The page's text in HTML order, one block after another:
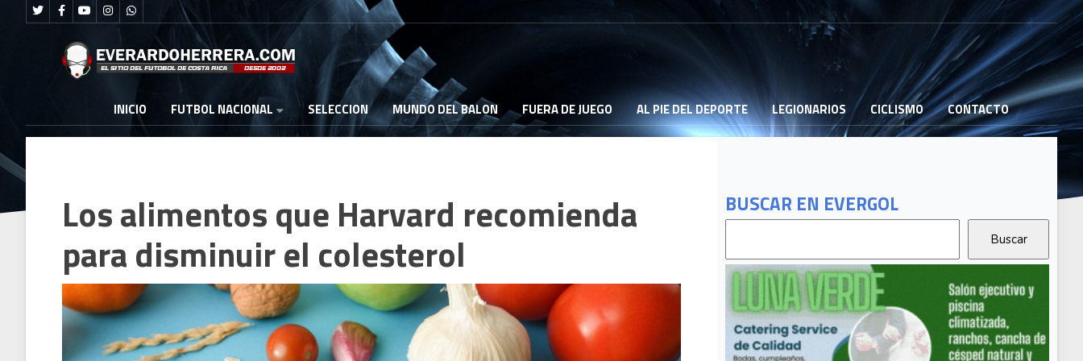
INICIO FUTBOL NACIONAL SELECCION MUNDO DEL BALON FUERA DE JUEGO AL PIE DEL DEPORTE LEGIONARIOS CICLISMO CONTACTO
BUSCAR EN EVERGOL
Los alimentos que Harvard recomienda
para disminuir el colesterol